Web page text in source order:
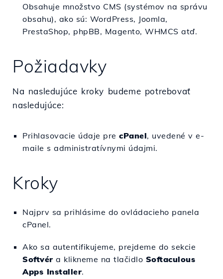
Obsahuje množstvo CMS (systémov na správu
obsahu), ako sú: WordPress, Joomla,
PrestaShop, phpBB, Magento, WHMCS atď.
Požiadavky
Na nasledujúce kroky budeme potrebovať
nasledujúce:
Prihlasovacie údaje pre cPanel, uvedené v e-
maile s administratívnymi údajmi.
Kroky
Najprv sa prihlásime do ovládacieho panela
cPanel.
Ako sa autentifikujeme, prejdeme do sekcie
Softvér a klikneme na tlačidlo Softaculous
Apps Installer.